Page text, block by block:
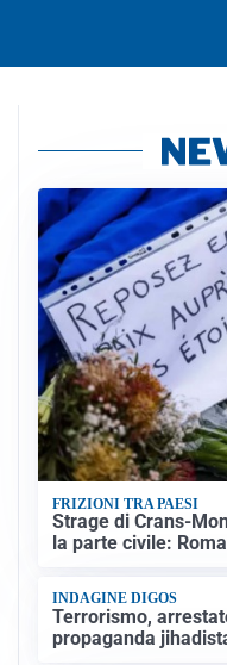
FRIZIONI TRA PAESI
Strage di Crans-
la parte civile:
INDAGINE DIGOS
Terrorismo,
propaganda